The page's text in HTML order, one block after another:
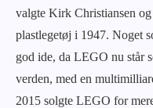
valgte Kirk Christiansen
plastlegetøj i 1947. Noget
god ide, da LEGO nu står
verden, med en
2015 solgte LEGO for